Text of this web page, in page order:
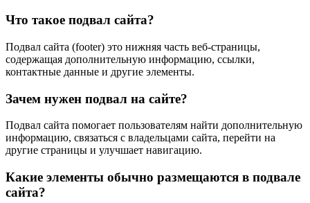
Что такое подвал сайта?
Подвал сайта (footer) это нижняя часть веб-страницы,
содержащая дополнительную информацию, ссылки,
контактные данные и другие элементы.
Зачем нужен подвал на сайте?
Подвал сайта помогает пользователям найти дополнительную
информацию, связаться с владельцами сайта, перейти на
другие страницы и улучшает навигацию.
Какие элементы обычно размещаются в подвале
сайта?